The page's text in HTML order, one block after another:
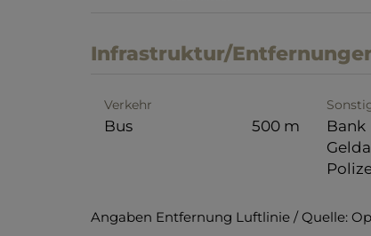
Infrastruktur/
Verkehr
Bus 500 m Bank
Angaben Entfernung Luftlinie / Quelle: